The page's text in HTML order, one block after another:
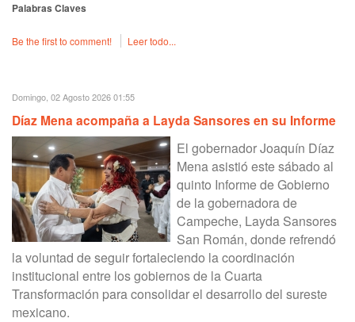
Palabras Claves
Be the first to comment! Leer todo...
Domingo, 02 Agosto 2026 01:55
Díaz Mena acompaña a Layda Sansores en su Informe
El gobernador Joaquín Díaz
Mena asistió este sábado al
quinto Informe de Gobierno
de la gobernadora de
Campeche, Layda Sansores
San Román, donde refrendó
la voluntad de seguir fortaleciendo la coordinación
institucional entre los gobiernos de la Cuarta
Transformación para consolidar el desarrollo del sureste
mexicano.